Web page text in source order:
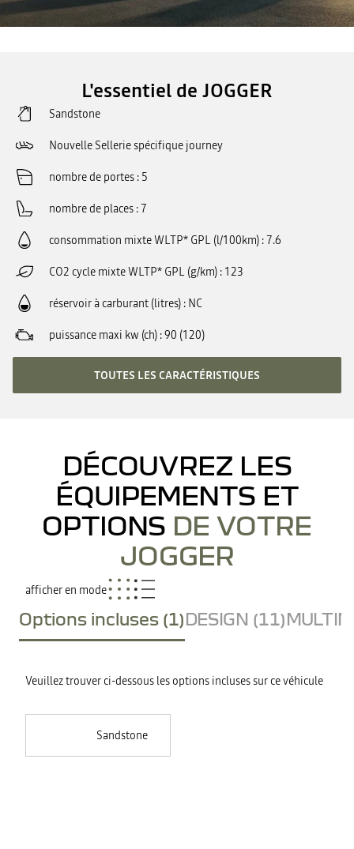
L'essentiel de JOGGER
Sandstone
Nouvelle Sellerie spécifique journey
nombre de portes 5
nombre de places 7
consommation mixte WLTP* GPL (l/100km) 7.6
CO2 cycle mixte WLTP* GPL (g/km) 123
réservoir à carburant (litres) NC
puissance maxi kw (ch) 90 (120)
TOUTES LES CARACTÉRISTIQUES
DÉCOUVREZ LES
ÉQUIPEMENTS ET
OPTIONS DE VOTRE
JOGGER
afficher en mode
Options incluses (1)DESIGN (11)
Veuillez trouver ci-dessous les options incluses sur ce véhicule
Sandstone